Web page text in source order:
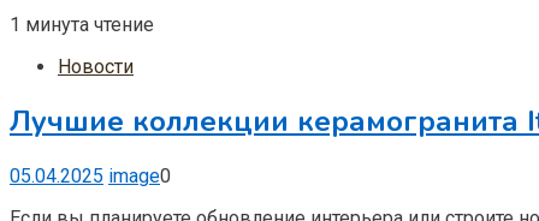
1 минута чтение
Новости
Лучшие коллекции керамогранита
05.04.2025 image0